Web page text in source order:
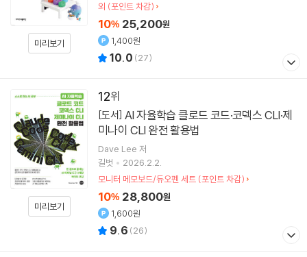
미리보기
외 (포인트 차감)
10% 25,200원
1,400원
10.0 (27)
12
미리보기
[도서]
미나이 CLI 완전 활용법
Dave Lee 저
길벗
2026.2.2.
모니터 메모보드/듀오펜 세트 (포인트 차감)
10% 28,800원
1,600원
9.6 (26)